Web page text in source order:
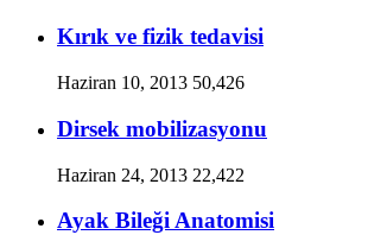
Kırık ve fizik tedavisi
Haziran 10, 2013 50,426
Dirsek mobilizasyonu
Haziran 24, 2013 22,422
Ayak Bileği Anatomisi